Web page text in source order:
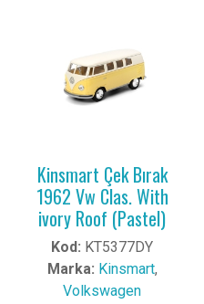
Kinsmart Çek Bırak
1962 Vw Clas. With
ivory Roof (Pastel)
Kod: KT5377DY
Marka: Kinsmart,
Volkswagen